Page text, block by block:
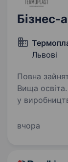
Бізнес-
Львові
Повна
Вища освіта. Компанія Термопаст М, лідер
у
аналітика Основні
вчора